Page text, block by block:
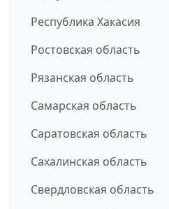
Республика Хакасия
Ростовская область
Рязанская область
Самарская область
Саратовская область
Сахалинская область
Свердловская область